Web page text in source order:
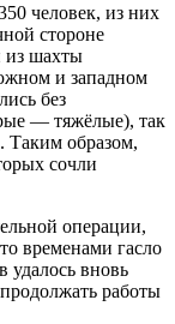
человек, из них
стороне
из шахты
и западном
без
— тяжёлые), так
Таким образом,
сочли
операции,
временами гасло
удалось вновь
работы